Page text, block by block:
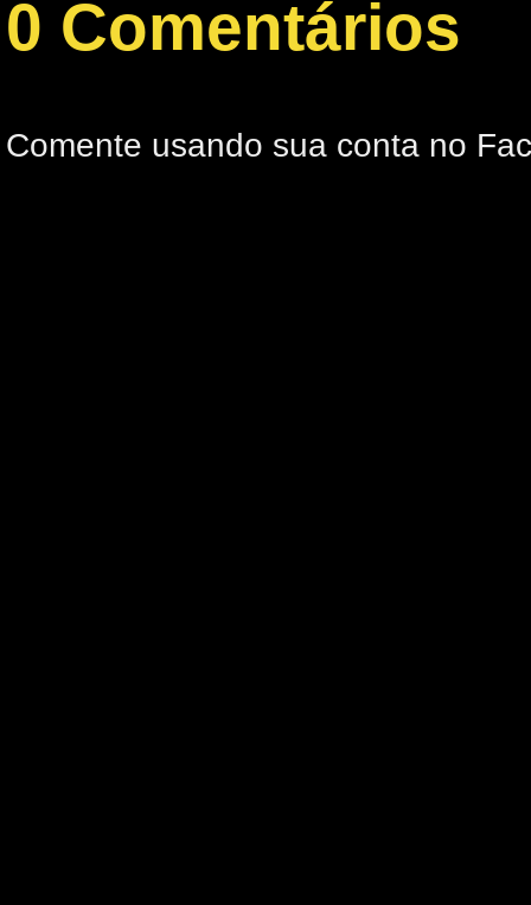
0 Comentários
Comente usando sua conta no